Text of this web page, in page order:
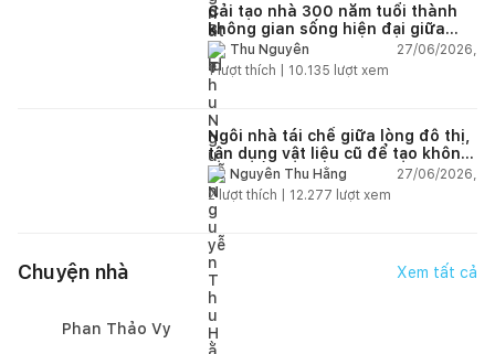
Cải tạo nhà 300 năm tuổi thành
không gian sống hiện đại giữa
thiên nhiên
Thu Nguyễn
27/06/2026,
1lượt thích | 10.135 lượt xem
Ngôi nhà tái chế giữa lòng đô thị,
tận dụng vật liệu cũ để tạo không
gian sống linh hoạt
Nguyễn Thu Hằng
27/06/2026,
2lượt thích | 12.277 lượt xem
Chuyện nhà Xem tất cả
Phan Thảo Vy